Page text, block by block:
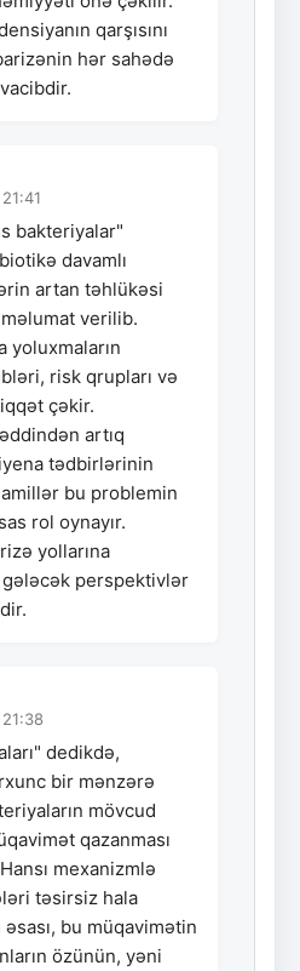
qarşısını
hər sahədə
bakteriyalar"
davamlı
artan təhlükəsi
məlumat verilib.
yoluxmaların
risk qrupları və
çəkir.
artıq
tədbirlərinin
bu problemin
rol oynayır.
yollarına
gələcək perspektivlər
dedikdə,
bir mənzərə
mövcud
qazanması
mexanizmlə
təsirsiz hala
bu müqavimətin
özünün, yəni